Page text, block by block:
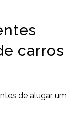
carros
de alugar um